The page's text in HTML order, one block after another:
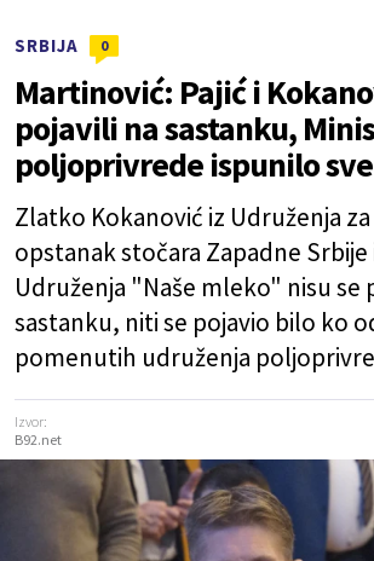
SRBIJA 0
Martinović: Pajić i
pojavili na sastanku,
poljoprivrede ispunilo
Zlatko Kokanović iz Udruženja za
opstanak stočara Zapadne Srbije
Udruženja "Naše mleko" nisu se
sastanku, niti se pojavio bilo ko
pomenutih udruženja
Izvor:
B92.net